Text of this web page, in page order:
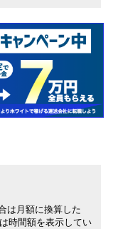
は月額に換算した
時間額を表示してい